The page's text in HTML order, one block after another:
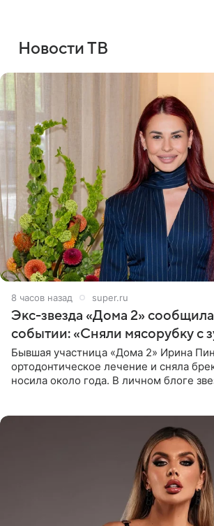
Новости ТВ
8 часов назад super.ru
Экс-звезда «Дома 2»
событии: «Сняли мясорубку с
Бывшая участница «Дома 2» Ирина
ортодонтическое лечение и сняла
носила около года. В личном блоге